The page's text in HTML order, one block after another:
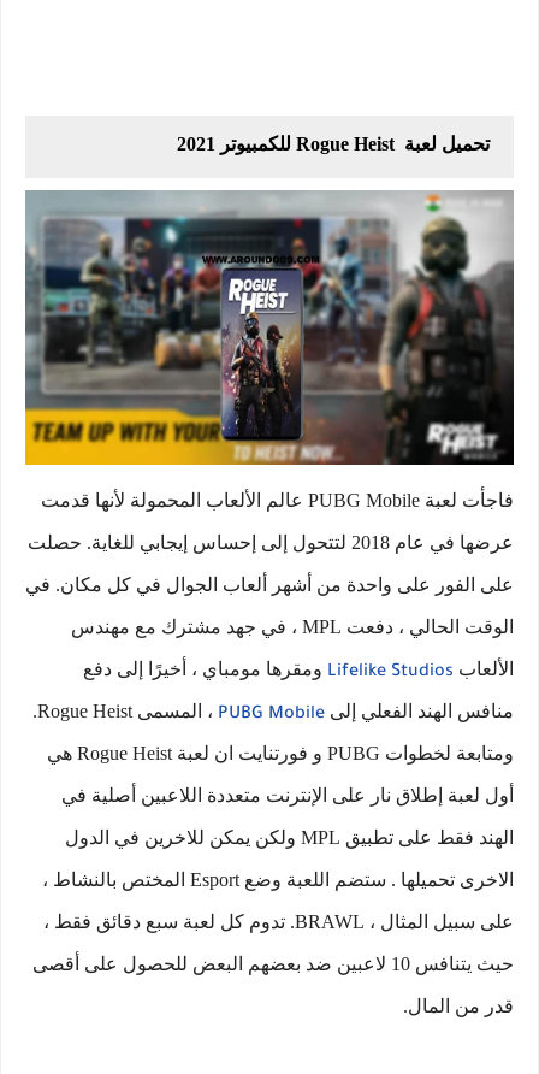
تحميل لعبة Rogue Heist للكمبيوتر 2021
فاجأت لعبة PUBG Mobile عالم الألعاب المحمولة لأنها قدمت
عرضها في عام 2018 لتتحول إلى إحساس إيجابي للغاية. حصلت
على الفور على واحدة من أشهر ألعاب الجوال في كل مكان. في
الوقت الحالي ، دفعت MPL ، في جهد مشترك مع مهندس
الألعاب Lifelike Studios ومقرها مومباي ، أخيرًا إلى دفع
منافس الهند الفعلي إلى PUBG Mobile ، المسمى Rogue Heist.
ومتابعة لخطوات PUBG و فورتنايت ان لعبة Rogue Heist هي
أول لعبة إطلاق نار على الإنترنت متعددة اللاعبين أصلية في
الهند فقط على تطبيق MPL ولكن يمكن للاخرين في الدول
الاخرى تحميلها . ستضم اللعبة وضع Esport المختص بالنشاط ،
على سبيل المثال ، BRAWL. تدوم كل لعبة سبع دقائق فقط ،
حيث يتنافس 10 لاعبين ضد بعضهم البعض للحصول على أقصى
قدر من المال.